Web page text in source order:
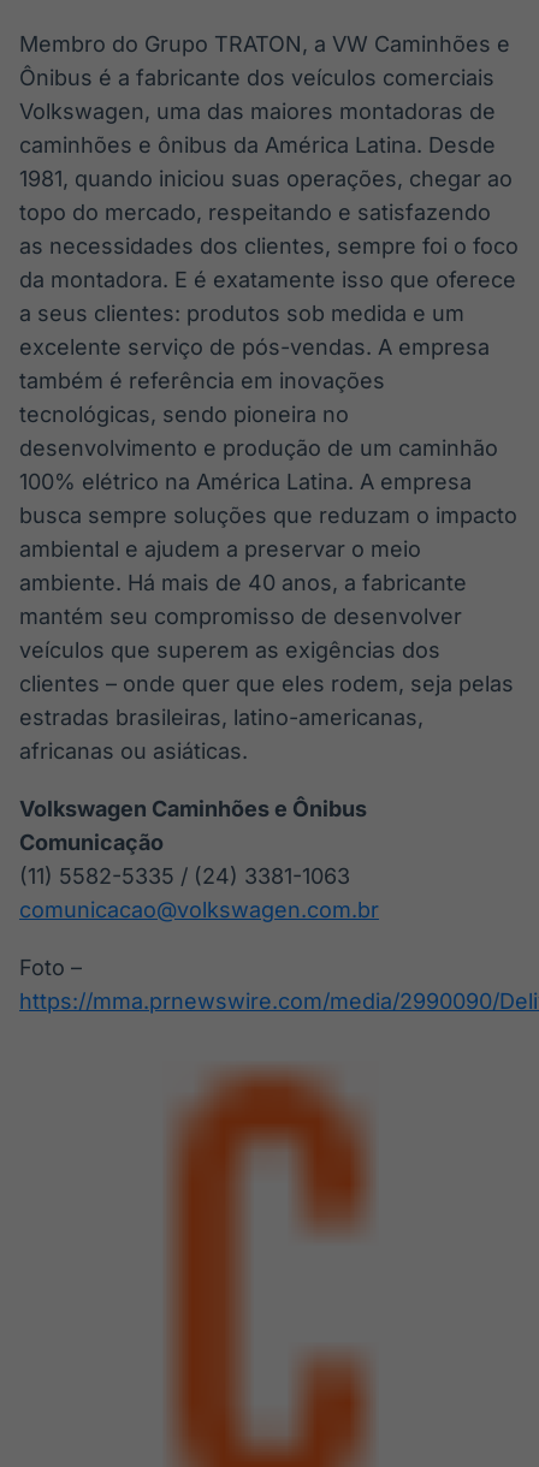
Membro do Grupo TRATON, a VW Caminhões e
Ônibus é a fabricante dos veículos comerciais
Volkswagen, uma das maiores montadoras de
caminhões e ônibus da América Latina. Desde
1981, quando iniciou suas operações, chegar ao
topo do mercado, respeitando e satisfazendo
as necessidades dos clientes, sempre foi o foco
da montadora. E é exatamente isso que oferece
a seus clientes: produtos sob medida e um
excelente serviço de pós-vendas. A empresa
também é referência em inovações
tecnológicas, sendo pioneira no
desenvolvimento e produção de um caminhão
100% elétrico na América Latina. A empresa
busca sempre soluções que reduzam o impacto
ambiental e ajudem a preservar o meio
ambiente. Há mais de 40 anos, a fabricante
mantém seu compromisso de desenvolver
veículos que superem as exigências dos
clientes – onde quer que eles rodem, seja pelas
estradas brasileiras, latino-americanas,
africanas ou asiáticas.
Volkswagen Caminhões e Ônibus
Comunicação
(11) 5582-5335 / (24) 3381-1063
comunicacao@volkswagen.com.br
Foto –
https://mma.prnewswire.com/media/2990090/